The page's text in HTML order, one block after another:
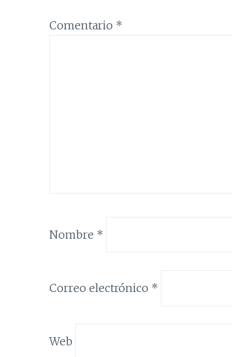
Comentario *
Nombre *
Correo electrónico *
Web